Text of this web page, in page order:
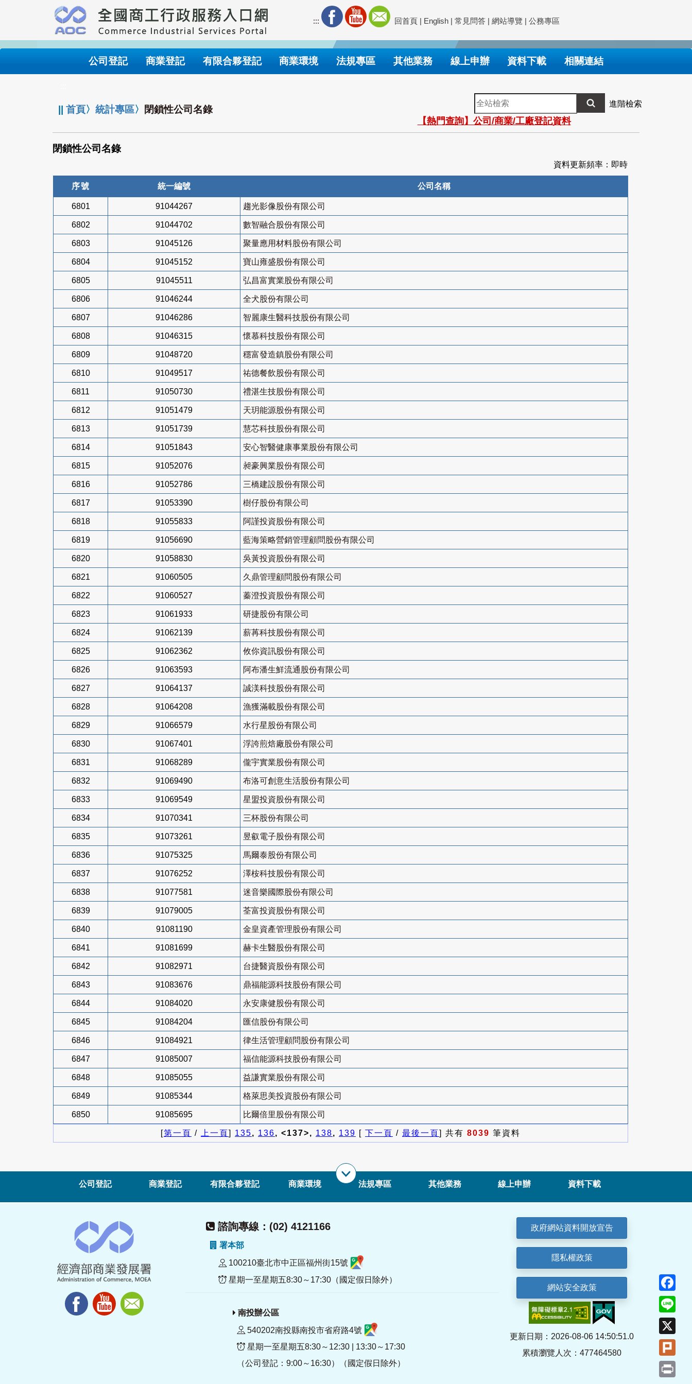
要
內
::: 回首頁 | English | 常見問答 | 網站導覽 | 公務專區
公司登記 商業登記 有限合夥登記 商業環境 法規專區 其他業務 線上申辦 資料下載 相關連結
||首頁〉統計專區〉 閉鎖性公司名錄
全
站
檢
索
進階檢索
【熱門查詢】公司/商業/工廠登記資料
閉鎖性公司名錄
資料更新頻率：即時
序號 統一編號 公司名稱
6801 91044267 趨光影像股份有限公司
6802 91044702 數智融合股份有限公司
6803 91045126 聚量應用材料股份有限公司
6804 91045152 寶山雍盛股份有限公司
6805 91045511 弘昌富實業股份有限公司
6806 91046244 全犬股份有限公司
6807 91046286 智麗康生醫科技股份有限公司
6808 91046315 懷慕科技股份有限公司
6809 91048720 穩富發造鎮股份有限公司
6810 91049517 祐德餐飲股份有限公司
6811 91050730 禮湛生技股份有限公司
6812 91051479 天玥能源股份有限公司
6813 91051739 慧芯科技股份有限公司
6814 91051843 安心智醫健康事業股份有限公司
6815 91052076 昶豪興業股份有限公司
6816 91052786 三橋建設股份有限公司
6817 91053390 樹仔股份有限公司
6818 91055833 阿謹投資股份有限公司
6819 91056690 藍海策略營銷管理顧問股份有限公司
6820 91058830 吳黃投資股份有限公司
6821 91060505 久鼎管理顧問股份有限公司
6822 91060527 蓁澄投資股份有限公司
6823 91061933 研捷股份有限公司
6824 91062139 薪苒科技股份有限公司
6825 91062362 攸你資訊股份有限公司
6826 91063593 阿布潘生鮮流通股份有限公司
6827 91064137 誠渼科技股份有限公司
6828 91064208 漁獲滿載股份有限公司
6829 91066579 水行星股份有限公司
6830 91067401 浮誇煎焙廠股份有限公司
6831 91068289 儱宇實業股份有限公司
6832 91069490 布洛可創意生活股份有限公司
6833 91069549 星盟投資股份有限公司
6834 91070341 三杯股份有限公司
6835 91073261 昱叡電子股份有限公司
6836 91075325 馬爾泰股份有限公司
6837 91076252 澤桉科技股份有限公司
6838 91077581 迷音樂國際股份有限公司
6839 91079005 荃富投資股份有限公司
6840 91081190 金皇資產管理股份有限公司
6841 91081699 赫卡生醫股份有限公司
6842 91082971 台捷醫資股份有限公司
6843 91083676 鼎福能源科技股份有限公司
6844 91084020 永安康健股份有限公司
6845 91084204 匯信股份有限公司
6846 91084921 律生活管理顧問股份有限公司
6847 91085007 福信能源科技股份有限公司
6848 91085055 益謙實業股份有限公司
6849 91085344 格萊思美投資股份有限公司
6850 91085695 比爾倍里股份有限公司
[第一頁 / 上一頁] 135, 136, <137>, 138, 139 [ 下一頁 / 最後一頁] 共有 8039 筆資料
公司登記 商業登記 有限合夥登記 商業環境 法規專區 其他業務 線上申辦 資料下載
諮詢專線：(02) 4121166
署本部
100210臺北市中正區福州街15號
星期一至星期五8:30～17:30（國定假日除外）
南投辦公區
540202南投縣南投市省府路4號
星期一至星期五8:30～12:30 | 13:30～17:30
（公司登記：9:00～16:30）（國定假日除外）
政府網站資料開放宣告
隱私權政策
網站安全政策
更新日期：2026-08-06 14:50:51.0
累積瀏覽人次：477464580